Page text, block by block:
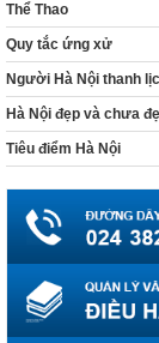
Thể Thao
Quy tắc ứng xử
Người Hà Nội thanh
Hà Nội đẹp và chưa
Tiêu điểm Hà Nội